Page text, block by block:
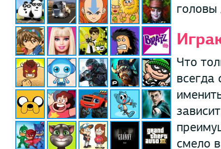
головы
Что
всегда
смело